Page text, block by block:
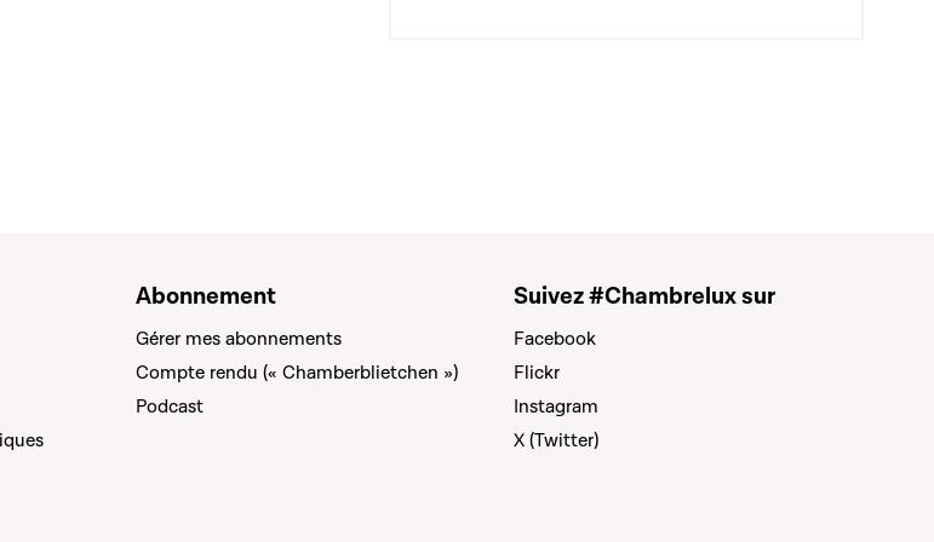
Abonnement
Gérer mes abonnements
Compte rendu (« Chamberblietchen »)
Podcast
Suivez #Chambrelux sur
Facebook
Flickr
Instagram
X (Twitter)